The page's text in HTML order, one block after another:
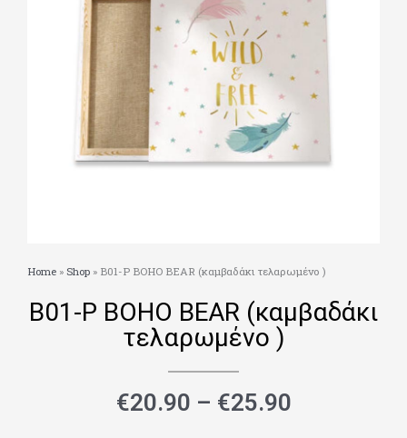
Home » Shop » Β01-Ρ BOHO BEAR (καμβαδάκι τελαρωμένο )
Β01-Ρ BOHO BEAR (καμβαδάκι
τελαρωμένο )
€20.90 – €25.90Price